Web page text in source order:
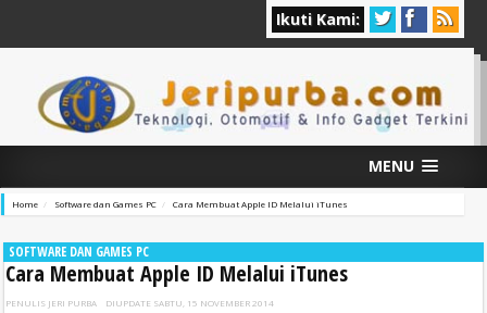
Ikuti Kami:
MENU
Home Software dan Games PC Cara Membuat Apple ID Melalui iTunes
SOFTWARE DAN GAMES PC
Cara Membuat Apple ID Melalui iTunes
PENULIS JERI PURBA DIUPDATE SABTU, 15 NOVEMBER 2014